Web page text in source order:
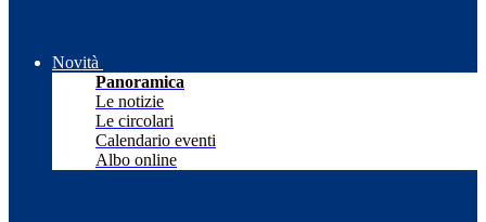
Novità
Panoramica
Le notizie
Le circolari
Calendario eventi
Albo online